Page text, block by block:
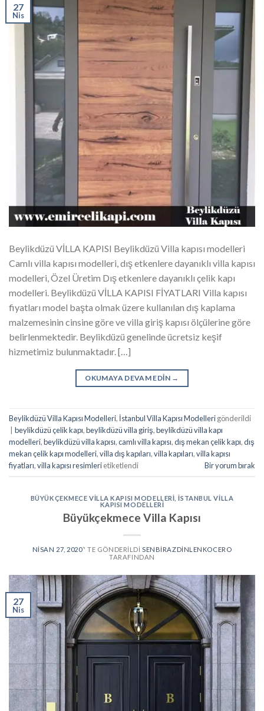
27
Nis
Beylikdüzü VİLLA KAPISI Beylikdüzü Villa kapısı modelleri
Camlı villa kapısı modelleri, dış etkenlere dayanıklı villa kapısı
modelleri, Özel Üretim Dış etkenlere dayanıklı çelik kapı
modelleri. Beylikdüzü VİLLA KAPISI FİYATLARI Villa kapısı
fiyatları model başta olmak üzere kullanılan dış kaplama
malzemesinin cinsine göre ve villa giriş kapısı ölçülerine göre
belirlenmektedir. Beylikdüzü genelinde ücretsiz keşif
hizmetimiz bulunmaktadır. […]
OKUMAYA DEVAM EDIN →
Beylikdüzü Villa Kapısı Modelleri, İstanbul Villa Kapısı Modellerigönderildi
beylikdüzü çelik kapı,beylikdüzü villa giriş,beylikdüzü villa kapı
modelleri,beylikdüzü villa kapısı,camlı villa kapısı,dış mekan çelik kapı,dış
mekan çelik kapı modelleri,villa dış kapıları,villa kapıları,villa kapısı
fiyatları,villa kapısı resimlerietiketlendi Bir yorum bırak
BÜYÜKÇEKMECE VILLA KAPISI MODELLERI ,İSTANBUL VILLA
KAPISI MODELLERI
Büyükçekmece Villa Kapısı
NISAN 27, 2020’' TE GÖNDERILDI SENBIRAZDINLENKOCERO
TARAFINDAN
27
Nis